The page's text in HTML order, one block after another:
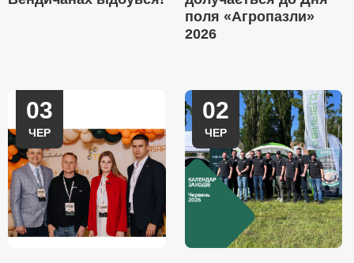
поля «Агропазли»
2026
03
ЧЕР
02
ЧЕР